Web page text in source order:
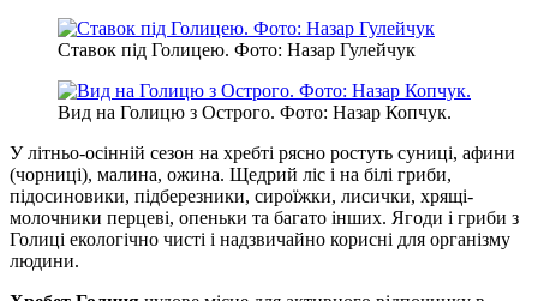
Ставок під Голицею. Фото: Назар Гулейчук
Вид на Голицю з Острого. Фото: Назар Копчук.
У літньо-осінній сезон на хребті рясно ростуть суниці, афини
(чорниці), малина, ожина. Щедрий ліс і на білі гриби,
підосиновики, підберезники, сироїжки, лисички, хрящі-
молочники перцеві, опеньки та багато інших. Ягоди і гриби з
Голиці екологічно чисті і надзвичайно корисні для організму
людини.